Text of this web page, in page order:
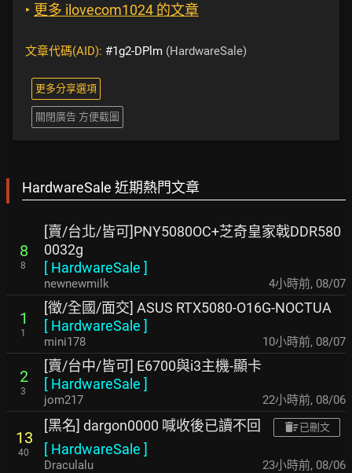
‣ 更多 ilovecom1024 的文章
文章代碼(AID): #1g2-DPlm (HardwareSale)
更多分享選項
關閉廣告 方便截圖
HardwareSale 近期熱門文章
8
8
[賣/台北/皆可]PNY5080OC+芝奇皇家戟DDR580
0032g
[ HardwareSale ]
newnewmilk 4小時前, 08/07
1
1
[徵/全國/面交] ASUS RTX5080-O16G-NOCTUA
[ HardwareSale ]
mini178 10小時前, 08/07
2
3
[賣/台中/皆可] E6700與i3主機-顯卡
[ HardwareSale ]
jom217 22小時前, 08/06
13
40
[黑名] dargon0000 喊收後已讀不回 已刪文
[ HardwareSale ]
Draculalu 23小時前, 08/06